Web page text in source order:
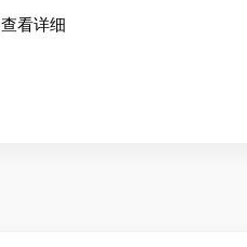
查看详细